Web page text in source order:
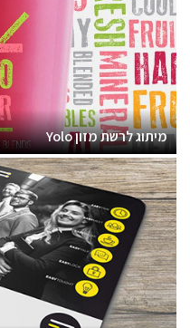
מיתוג לרשת מזון Yolo